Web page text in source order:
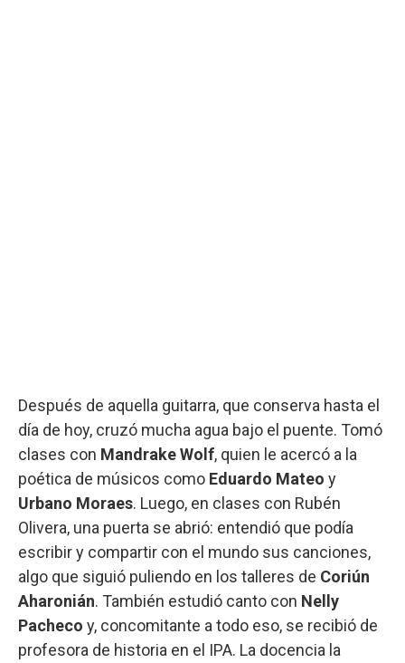
Después de aquella guitarra, que conserva hasta el
día de hoy, cruzó mucha agua bajo el puente. Tomó
clases con Mandrake Wolf, quien le acercó a la
poética de músicos como Eduardo Mateo y
Urbano Moraes. Luego, en clases con Rubén
Olivera, una puerta se abrió: entendió que podía
escribir y compartir con el mundo sus canciones,
algo que siguió puliendo en los talleres de Coriún
Aharonián. También estudió canto con Nelly
Pacheco y, concomitante a todo eso, se recibió de
profesora de historia en el IPA. La docencia la